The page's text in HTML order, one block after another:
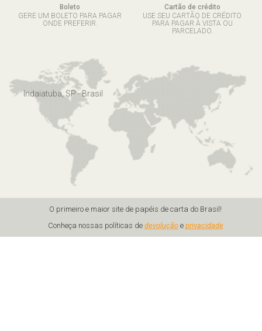
Boleto
GERE UM BOLETO PARA PAGAR
ONDE PREFERIR.
Cartão de crédito
USE SEU CARTÃO DE CRÉDITO
PARA PAGAR À VISTA OU
PARCELADO.
Indaiatuba, SP - Brasil
O primeiro e maior site de papéis de carta do Brasil!
Conheça nossas políticas de devoluçãoe privacidade